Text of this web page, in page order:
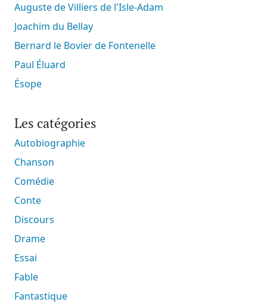
Auguste de Villiers de l'Isle-Adam
Joachim du Bellay
Bernard le Bovier de Fontenelle
Paul Éluard
Ésope
Les catégories
Autobiographie
Chanson
Comédie
Conte
Discours
Drame
Essai
Fable
Fantastique